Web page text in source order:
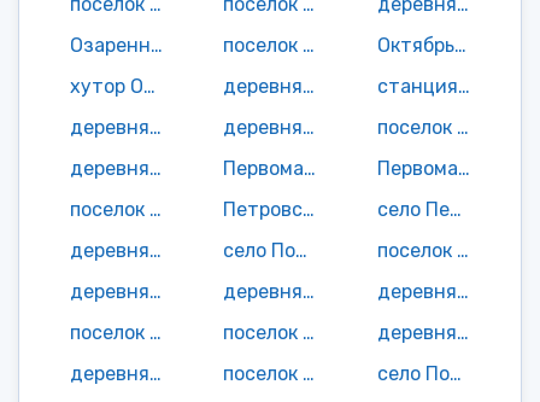
поселок Новый Раздел
поселок Новый Хутор
деревня Огородники
Озаренный поселок
поселок Озерище
Октябрьский поселок
хутор Октябрьское Лесничество
деревня Ольговка
станция Паниковка
деревня Паниковка
деревня Папсуевка
поселок Пашичи
деревня Пашково
Первомайский поселок
Первомайское село
поселок Песчанка
Петровский поселок
село Печня
деревня Писарево
село Подбелово
поселок Подборье
деревня Подыменка
деревня Покровка
деревня Польники
поселок Поляна
поселок Поляна
деревня Полянка
деревня Поповка
поселок Поповка
село Поповка